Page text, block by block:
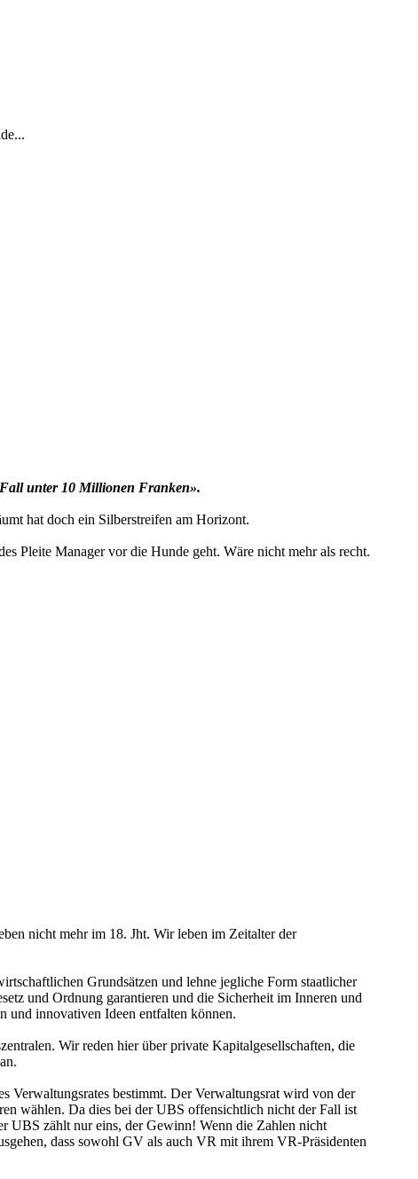
unter 10 Millionen Franken».
hat doch ein Silberstreifen am Horizont.
Pleite Manager vor die Hunde geht. Wäre nicht mehr als recht.
nicht mehr im 18. Jht. Wir leben im Zeitalter der
Grundsätzen und lehne jegliche Form staatlicher
und Ordnung garantieren und die Sicherheit im Inneren und
und innovativen Ideen entfalten können.
Wir reden hier über private Kapitalgesellschaften, die
Verwaltungsrates bestimmt. Der Verwaltungsrat wird von der
wählen. Da dies bei der UBS offensichtlich nicht der Fall ist
UBS zählt nur eins, der Gewinn! Wenn die Zahlen nicht
dass sowohl GV als auch VR mit ihrem VR-Präsidenten